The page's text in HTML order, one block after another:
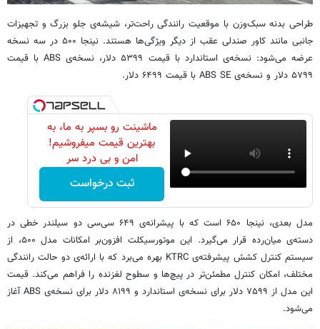
طراحی بدنه سبک‌وزن با موقعیت رانندگی راحت‌تر، شیشه‌ی جلو بزرگ و تجهیزات
جانبی مانند کاور صندلی عقب از دیگر ویژگی‌ها هستند. نینجا ۵۰۰ در سه نسخه
عرضه می‌شود: نسخه‌ی استاندارد با قیمت ۵۳۹۹ دلار، نسخه‌ی ABS با قیمت
۵۷۹۹ دلار و نسخه‌ی ABS SE با قیمت ۶۴۹۹ دلار.
ماشینت رو بسپر به ما، به
بهترین قیمت میفروشیم!
امن و بی درد سر
ثبت درخواست
مدل بعدی، نینجا ۶۵۰ است که با پیشرانه‌ی ۶۴۹ سی‌سی دو سیلندر خطی در
دسته‌ی میان‌رده قرار می‌گیرد. این موتورسیکلت افزون‌بر امکانات مدل ۵۰۰، از
سیستم کنترل کشش پیشرفته‌ی KTRC بهره می‌برد که با ارائه‌ی دو حالت رانندگی
مختلف، امکان کنترل مطمئن‌تر در پیچ‌ها و سطوح لغزنده را فراهم می‌کند. قیمت
این مدل از ۷۵۹۹ دلار برای نسخه‌ی استاندارد و ۸۱۹۹ دلار برای نسخه‌ی ABS آغاز
می‌شود.